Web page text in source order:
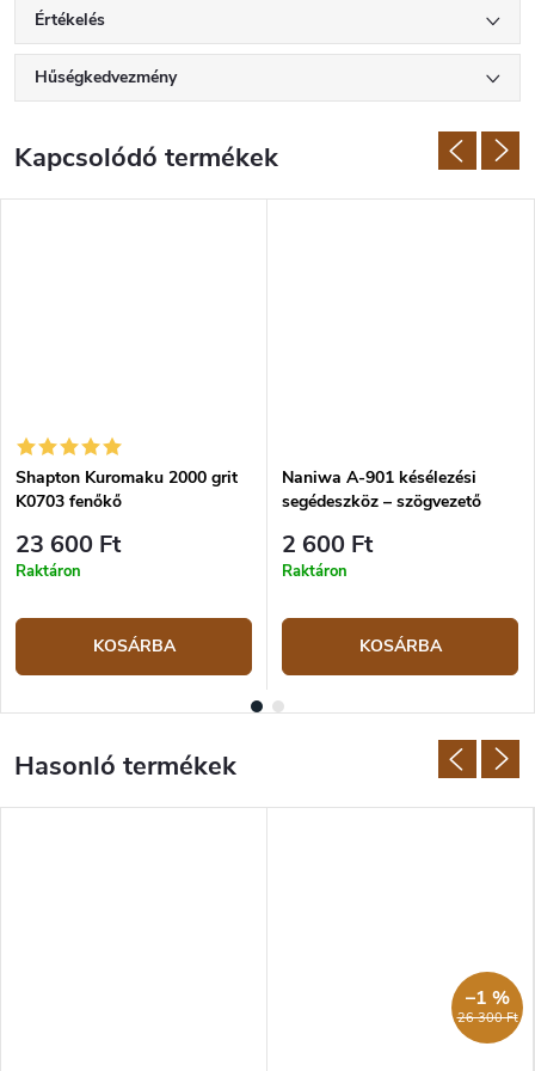
Értékelés
Hűségkedvezmény
Kapcsolódó termékek
Shapton Kuromaku 2000 grit
K0703 fenőkő
23 600 Ft
Raktáron
KOSÁRBA
Naniwa A-901 késélezési
segédeszköz – szögvezető
2 600 Ft
Raktáron
KOSÁRBA
26 300 Ft
–1 %